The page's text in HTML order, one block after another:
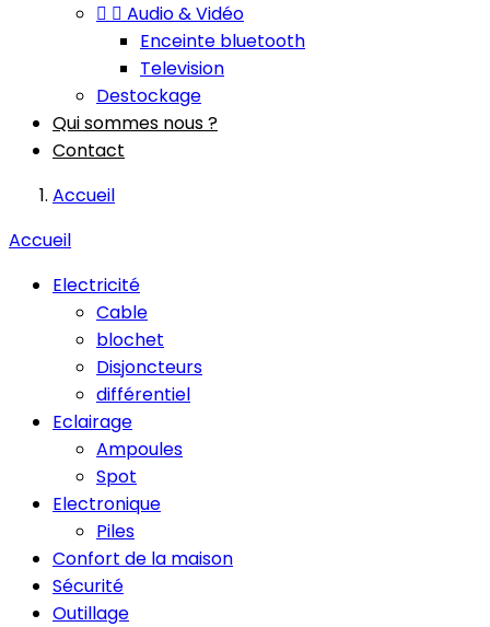
  Audio & Vidéo
Enceinte bluetooth
Television
Destockage
Qui sommes nous ?
Contact
Accueil
Accueil
Electricité
Cable
blochet
Disjoncteurs
différentiel
Eclairage
Ampoules
Spot
Electronique
Piles
Confort de la maison
Sécurité
Outillage